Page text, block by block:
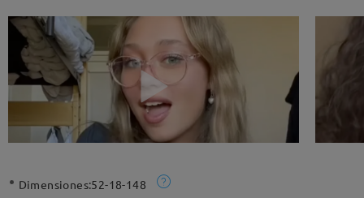
Dimensiones:52-18-148